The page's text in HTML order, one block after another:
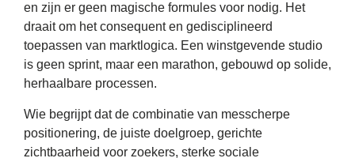
en zijn er geen magische formules voor nodig. Het
draait om het consequent en gedisciplineerd
toepassen van marktlogica. Een winstgevende studio
is geen sprint, maar een marathon, gebouwd op solide,
herhaalbare processen.
Wie begrijpt dat de combinatie van messcherpe
positionering, de juiste doelgroep, gerichte
zichtbaarheid voor zoekers, sterke sociale